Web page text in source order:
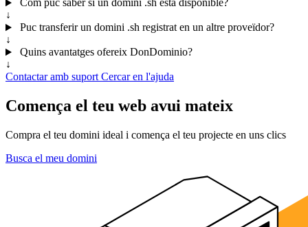
Com puc saber si un domini .sh està disponible?
↓
Puc transferir un domini .sh registrat en un altre proveïdor?
↓
Quins avantatges ofereix DonDominio?
↓
Contactar amb suport Cercar en l'ajuda
Comença el teu web avui mateix
Compra el teu domini ideal i comença el teu projecte en uns clics
Busca el meu domini